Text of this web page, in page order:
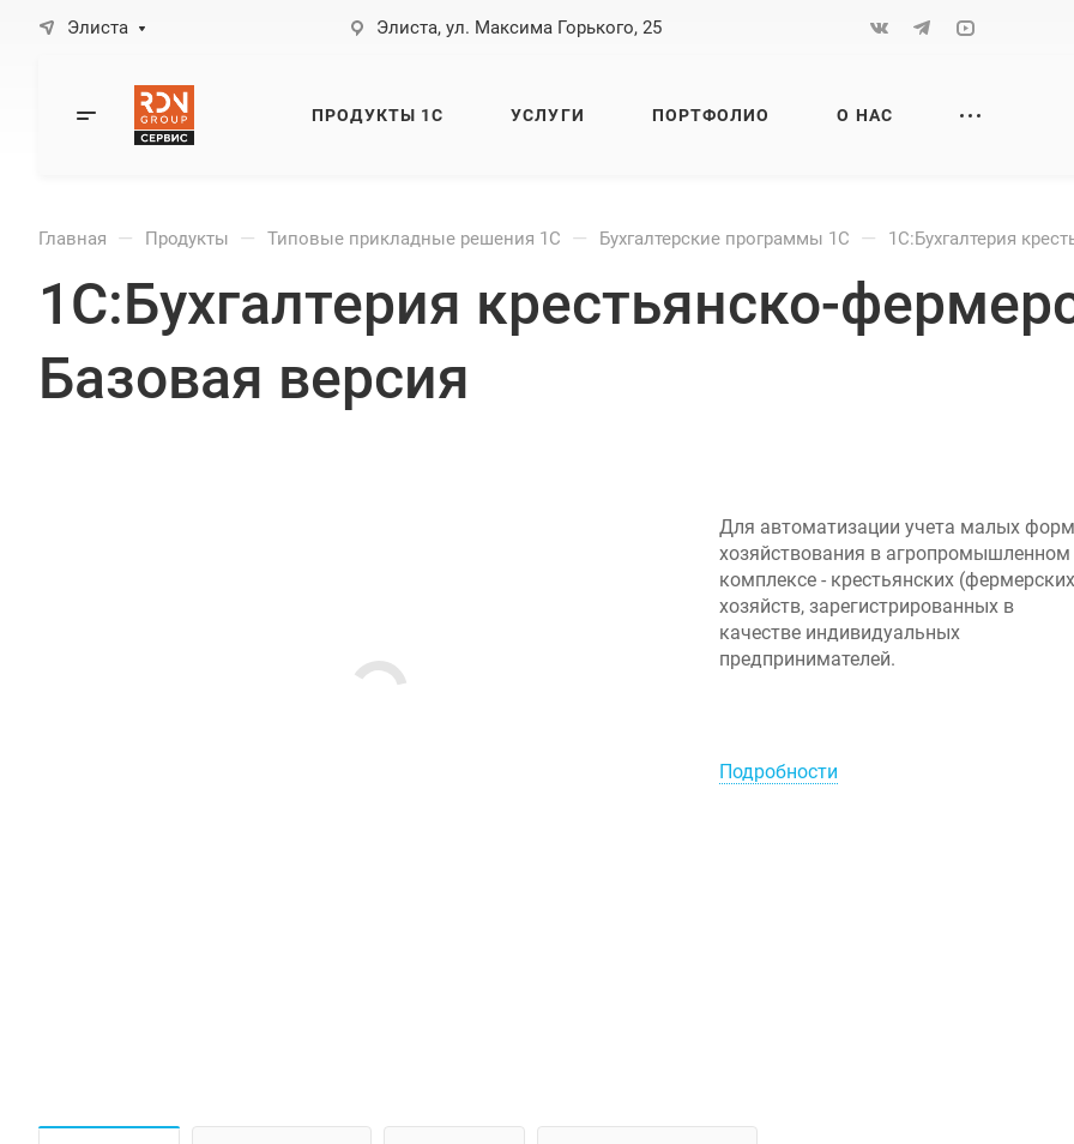
Элиста Элиста, ул. Максима Горького, 25
ПРОДУКТЫ 1С УСЛУГИ ПОРТФОЛИО О НАС
Главная — Продукты — Типовые прикладные решения 1С — Бухгалтерские программы 1С — 1С:Бухгалтерия
1С:Бухгалтерия крестьянско-
Базовая версия
Для автоматизации учета малых форм
хозяйствования в агропромышленном
комплексе - крестьянских
хозяйств, зарегистрированных в
качестве индивидуальных
предпринимателей.
Подробности